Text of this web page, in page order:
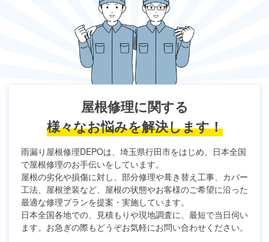
屋根修理に関する
様々なお悩みを解決します！
雨漏り屋根修理DEPOは、埼玉県行田市をはじめ、日本全国
で屋根修理のお手伝いをしています。
屋根の劣化や損傷に対し、部分修理や葺き替え工事、カバー
工法、屋根塗装など、屋根の状態やお客様のご希望に沿った
最適な修理プランを提案・実施しています。
日本全国各地での、見積もりや現地調査に、最短で当日伺い
ます。お急ぎの際もどうぞお気軽にお問い合わせください。